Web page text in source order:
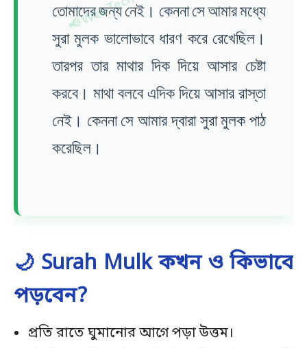
তোমাদের জন্য নেই। কেননা সে আমার মধ্যে
সুরা মুলক ভালোভাবে ধারণ করে রেখেছিল।
তারপর তার মাথার দিক দিয়ে আসার চেষ্টা
করবে। মাথা বলবে এদিক দিয়ে আসার রাস্তা
নেই। কেননা সে আমার দ্বারা সুরা মুলক পাঠ
করেছিল।
🌙 Surah Mulk কখন ও কিভাবে
পড়বেন?
প্রতি রাতে ঘুমানোর আগে পড়া উত্তম।